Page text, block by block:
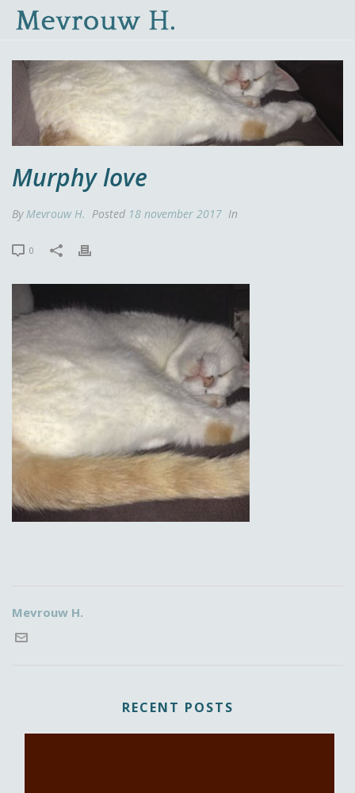
Murphy love
ByMevrouw H. Posted 18 november 2017 In
0
Mevrouw H.
RECENT POSTS